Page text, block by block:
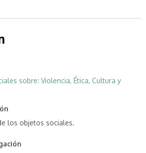
sobre: Violencia, Ética, Cultura y
los objetos sociales.